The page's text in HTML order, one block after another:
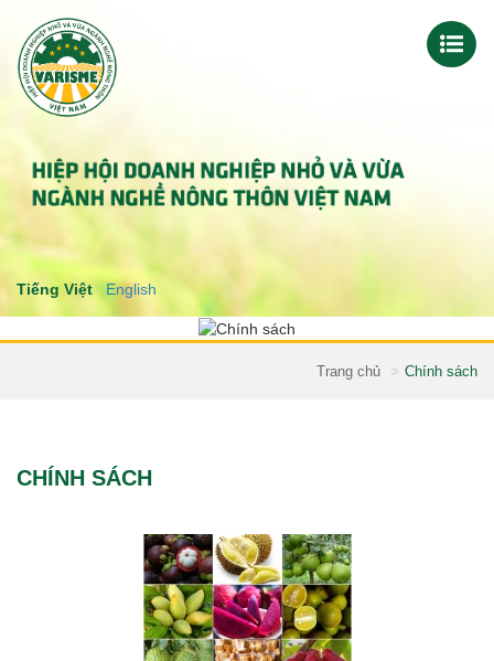
Tiếng Việt English
Trang chủ Chính sách
CHÍNH SÁCH